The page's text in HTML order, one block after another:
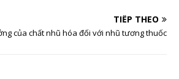
TIẾP THEO
của chất nhũ hóa đối với nhũ tương thuốc